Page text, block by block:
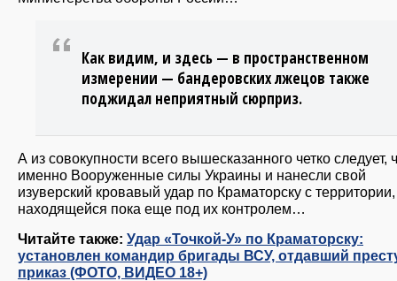
Как видим, и здесь — в пространственном
измерении — бандеровских лжецов также
поджидал неприятный сюрприз.
А из совокупности всего вышесказанного четко следует,
именно Вооруженные силы Украины и нанесли свой
изуверский кровавый удар по Краматорску с территории,
находящейся пока еще под их контролем…
Читайте также: Удар «Точкой-У» по Краматорску:
установлен командир бригады ВСУ, отдавший
приказ (ФОТО, ВИДЕО 18+)